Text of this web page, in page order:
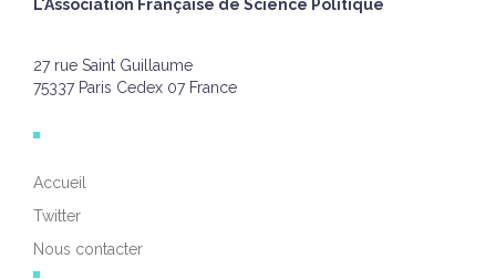
L'Association Française de Science Politique
27 rue Saint Guillaume
75337 Paris Cedex 07 France
Accueil
Twitter
Nous contacter